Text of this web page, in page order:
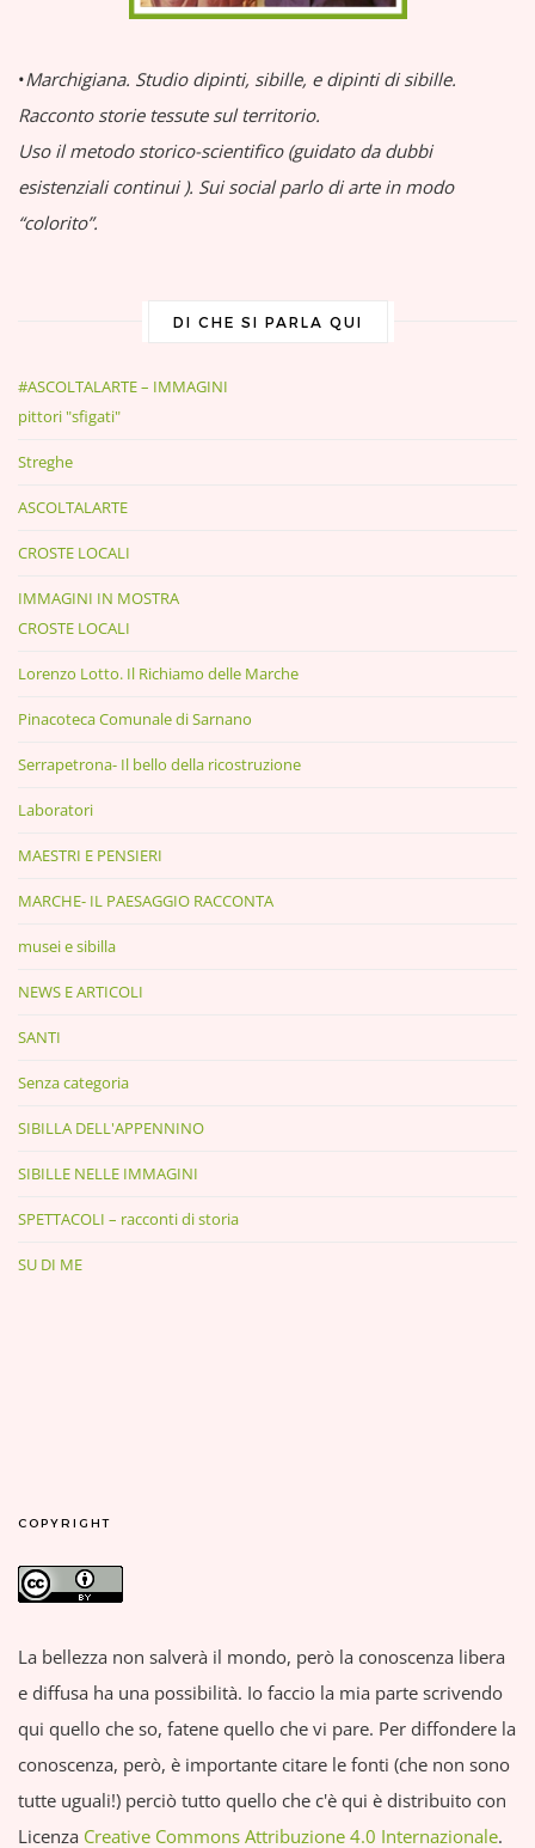
•Marchigiana. Studio dipinti, sibille, e dipinti di sibille.
Racconto storie tessute sul territorio.
Uso il metodo storico-scientifico (guidato da dubbi
esistenziali continui ). Sui social parlo di arte in modo
“colorito”.
DI CHE SI PARLA QUI
#ASCOLTALARTE – IMMAGINI
pittori "sfigati"
Streghe
ASCOLTALARTE
CROSTE LOCALI
IMMAGINI IN MOSTRA
CROSTE LOCALI
Lorenzo Lotto. Il Richiamo delle Marche
Pinacoteca Comunale di Sarnano
Serrapetrona- Il bello della ricostruzione
Laboratori
MAESTRI E PENSIERI
MARCHE- IL PAESAGGIO RACCONTA
musei e sibilla
NEWS E ARTICOLI
SANTI
Senza categoria
SIBILLA DELL'APPENNINO
SIBILLE NELLE IMMAGINI
SPETTACOLI – racconti di storia
SU DI ME
COPYRIGHT
La bellezza non salverà il mondo, però la conoscenza libera
e diffusa ha una possibilità. Io faccio la mia parte scrivendo
qui quello che so, fatene quello che vi pare. Per diffondere la
conoscenza, però, è importante citare le fonti (che non sono
tutte uguali!) perciò tutto quello che c'è qui è distribuito con
Licenza Creative Commons Attribuzione 4.0 Internazionale.